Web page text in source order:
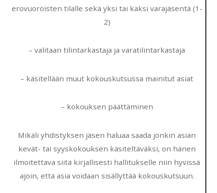
erovuoroisten tilalle sekä yksi tai kaksi varajäsentä (1-
2)
– valitaan tilintarkastaja ja varatilintarkastaja
– käsitellään muut kokouskutsussa mainitut asiat
– kokouksen päättäminen
Mikäli yhdistyksen jäsen haluaa saada jonkin asian
kevät- tai syyskokouksen käsiteltäväksi, on hänen
ilmoitettava siitä kirjallisesti hallitukselle niin hyvissä
ajoin, että asia voidaan sisällyttää kokouskutsuun.